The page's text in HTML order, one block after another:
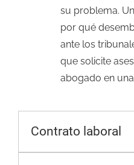
su problema.
por qué
ante los
que solicite
abogado en
Contrato laboral